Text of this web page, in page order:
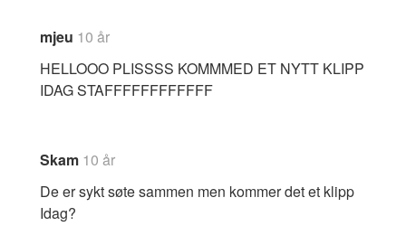
mjeu 10 år
HELLOOO PLISSSS KOMMMED ET NYTT KLIPP
IDAG STAFFFFFFFFFFFF
Skam 10 år
De er sykt søte sammen men kommer det et klipp
Idag?